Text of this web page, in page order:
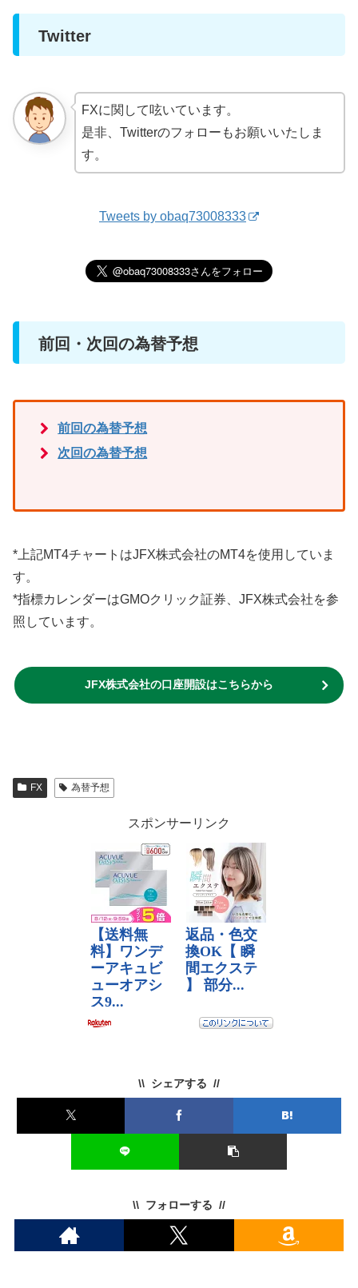
Twitter
FXに関して呟いています。
是非、Twitterのフォローもお願いいたしま
す。
Tweets by obaq73008333
前回・次回の為替予想
前回の為替予想
次回の為替予想
*上記MT4チャートはJFX株式会社のMT4を使用していま
す。
*指標カレンダーはGMOクリック証券、JFX株式会社を参
照しています。
JFX株式会社の口座開設はこちらから
FX 為替予想
スポンサーリンク
シェアする
フォローする